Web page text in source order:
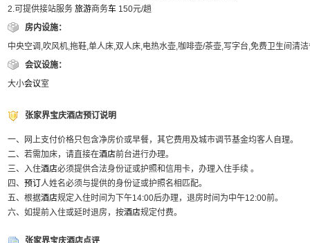
2.可提供接站服务 旅游商务车 150元/趟
房内设施：
中央空调,吹风机,拖鞋,单人床,双人床,电热水壶,咖啡壶/茶壶,写字台,免费卫生间清
会议设施：
大小会议室
张家界宝庆酒店预订说明
一、网上支付价格只包含净房价或早餐，其它费用及城市调节基金均客人自理。
二、若需加床，请直接在酒店前台进行办理。
三、入住酒店必须提供合法身份证或护照和信用卡，办理入住手续 。
四、 预订 人姓名必须与提供的身份证或护照名相匹配。
五、根据酒店规定入住时间为下午14:00后办理，退房时间为中午12:00前。
六、如提前入住或延时退房，按酒店规定付费。
张家界宝庆酒店点评